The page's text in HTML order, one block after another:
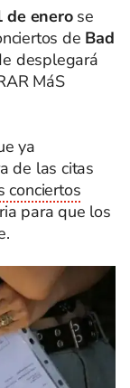
de enerose
de Bad
desplegará
MáS
ya
de las citas
conciertos
para que los